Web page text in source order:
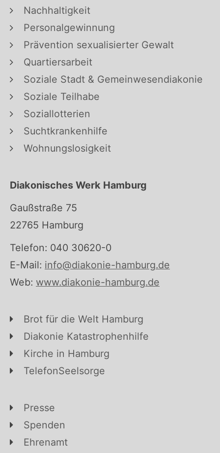
Nachhaltigkeit
Personalgewinnung
Prävention sexualisierter Gewalt
Quartiersarbeit
Soziale Stadt & Gemeinwesendiakonie
Soziale Teilhabe
Soziallotterien
Suchtkrankenhilfe
Wohnungslosigkeit
Diakonisches Werk Hamburg
Gaußstraße 75
22765 Hamburg
Telefon: 040 30620-0
E-Mail: info@diakonie-hamburg.de
Web: www.diakonie-hamburg.de
Brot für die Welt Hamburg
Diakonie Katastrophenhilfe
Kirche in Hamburg
TelefonSeelsorge
Presse
Spenden
Ehrenamt